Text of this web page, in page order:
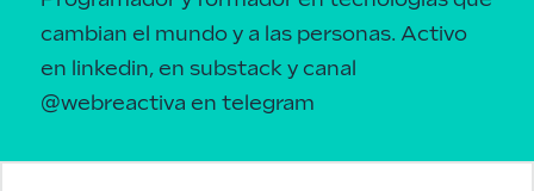
cambian el mundo y a las personas. Activo
en linkedin, en substack y canal
@webreactiva en telegram